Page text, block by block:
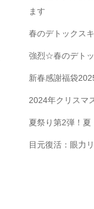
ます
春のデトックス
強烈☆春のデト
新春感謝福袋
2024年クリスマ
夏祭り第2弾！夏
目元復活：眼力